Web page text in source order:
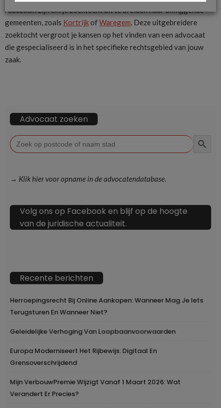
raadzaam zijn om je zoektocht uit te breiden naar omliggende
gemeenten, zoals Kortrijk ofWaregem. Deze uitgebreidere
zoektocht vergroot je kansen op het vinden van een advocaat
die gespecialiseerd is in het specifieke rechtsgebied van jouw
zaak.
Advocaat zoeken
Zoek
naar:
→ Klik hier voor opname in de advocatendatabase.
Volg ons op Facebook en blijf op de hoogte
van de juridische actualiteit.
Recente berichten
Herroepingsrecht Bij Online Aankopen: Wanneer Mag Je Iets
Terugsturen En Wanneer Niet?
Geleidelijke Verhoging Van Loopbaanvoorwaarden
Europa Moderniseert Het Rijbewijs: Digitaal En
Grensoverschrijdend
Mijn VerbouwPremie Wijzigt Vanaf 1 Maart 2026: Wat
Verandert Er Precies?